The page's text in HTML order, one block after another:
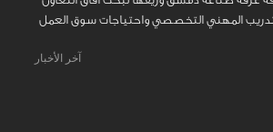
المهني التخصصي واحتياجات سوق العمل
آخر الأخبار